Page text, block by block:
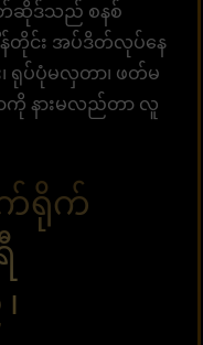
ဘ်ဆိုဒ်သည် စနစ်
န်တိုင်း အပ်ဒိတ်လုပ်နေ
ရုပ်ပုံမလှတာ၊ ဖတ်မ
ကို နားမလည်တာ လူ
ရိုက်